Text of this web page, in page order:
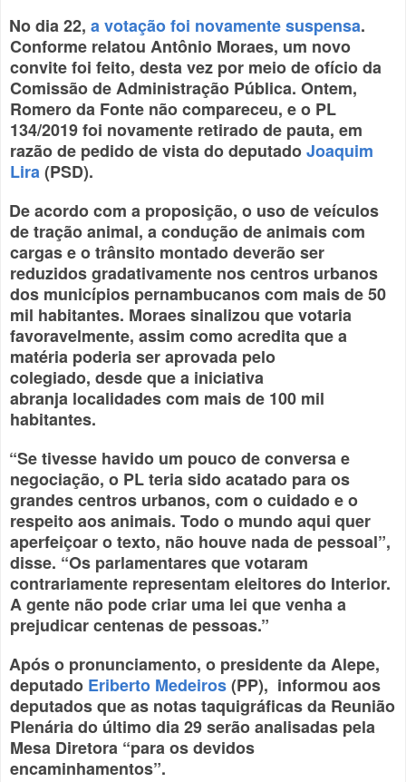
No dia 22,a votação foi novamente suspensa.
Conforme relatou Antônio Moraes, um novo
convite foi feito, desta vez por meio de ofício da
Comissão de Administração Pública. Ontem,
Romero da Fonte não compareceu, e o PL
134/2019 foi novamente retirado de pauta, em
razão de pedido de vista do deputadoJoaquim
Lira(PSD).
De acordo com a proposição, o uso de veículos
de tração animal, a condução de animais com
cargas e o trânsito montado deverão ser
reduzidos gradativamente nos centros urbanos
dos municípios pernambucanos com mais de 50
mil habitantes. Moraes sinalizou que votaria
favoravelmente, assim como acredita que a
matéria poderia ser aprovada pelo
colegiado, desde que a iniciativa
abranja localidades com mais de 100 mil
habitantes.
“Se tivesse havido um pouco de conversa e
negociação, o PL teria sido acatado para os
grandes centros urbanos, com o cuidado e o
respeito aos animais. Todo o mundo aqui quer
aperfeiçoar o texto, não houve nada de pessoal”,
disse. “Os parlamentares que votaram
contrariamente representam eleitores do Interior.
A gente não pode criar uma lei que venha a
prejudicar centenas de pessoas.”
Após o pronunciamento, o presidente da Alepe,
deputado Eriberto Medeiros(PP), informou aos
deputados que as notas taquigráficas da Reunião
Plenária do último dia 29 serão analisadas pela
Mesa Diretora “para os devidos
encaminhamentos”.